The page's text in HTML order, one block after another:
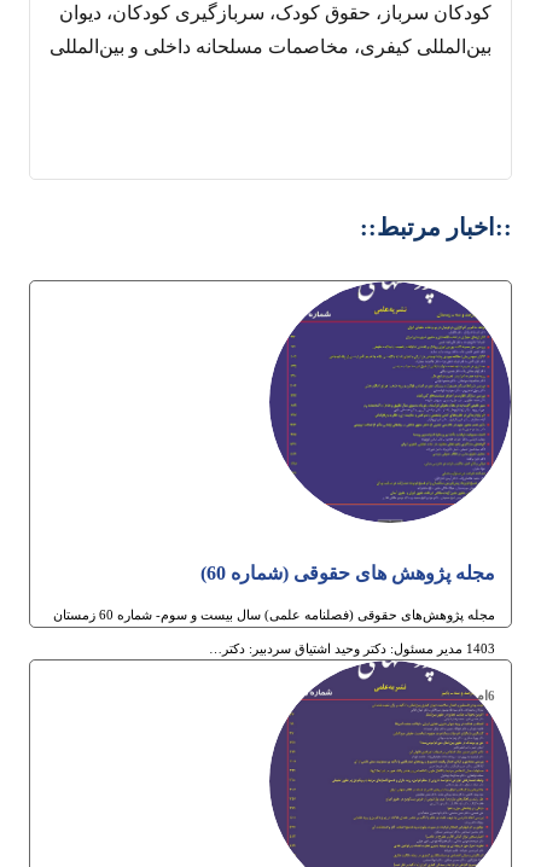
کودکان سرباز، حقوق کودک، سربازگیری کودکان، دیوان
بین‌المللی کیفری، مخاصمات مسلحانه داخلی و بین‌المللی
::اخبار مرتبط::
مجله پژوهش های حقوقی (شماره 60)
مجله پژوهش‌های حقوقی (فصلنامه علمی) سال بیست و سوم- شماره 60 زمستان
1403 مدیر مسئول: دکتر وحید اشتیاق سردبیر: دکتر…
6ام بهمن 1403